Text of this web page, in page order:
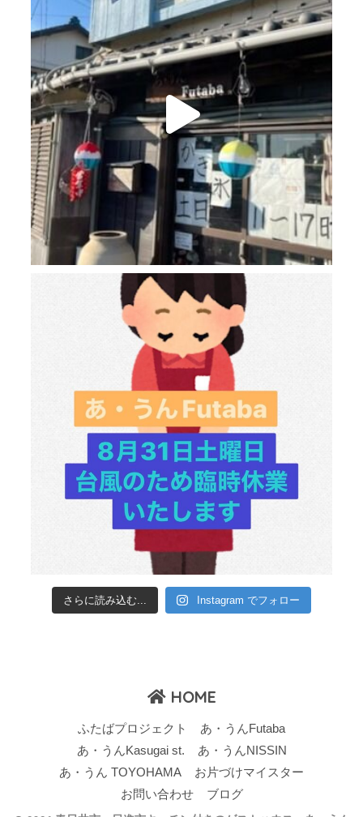
さらに読み込む... Instagram でフォロー
HOME
ふたばプロジェクト
あ・うんFutaba
あ・うんKasugai st.
あ・うんNISSIN
あ・うん TOYOHAMA
お片づけマイスター
お問い合わせ
ブログ